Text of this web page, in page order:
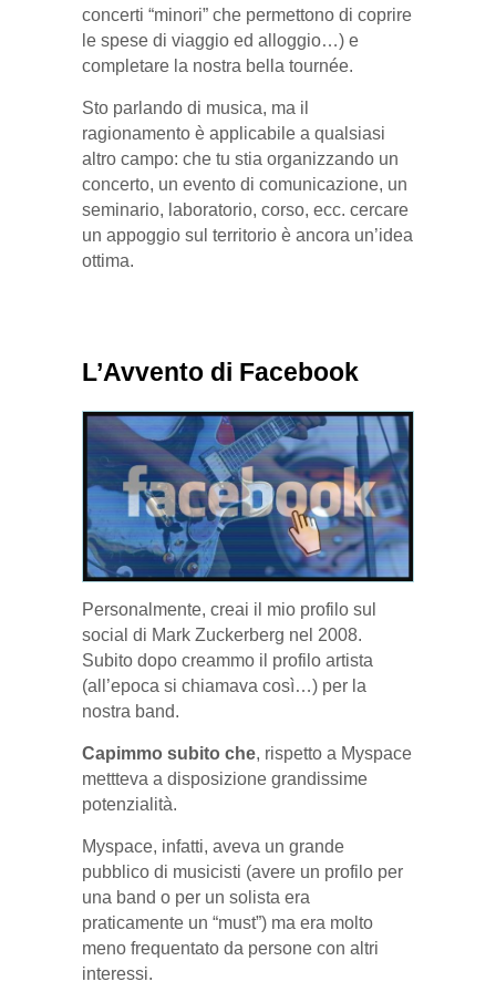
concerti “minori” che permettono di coprire
le spese di viaggio ed alloggio…) e
completare la nostra bella tournée.
Sto parlando di musica, ma il
ragionamento è applicabile a qualsiasi
altro campo: che tu stia organizzando un
concerto, un evento di comunicazione, un
seminario, laboratorio, corso, ecc. cercare
un appoggio sul territorio è ancora un’idea
ottima.
L’Avvento di Facebook
Personalmente, creai il mio profilo sul
social di Mark Zuckerberg nel 2008.
Subito dopo creammo il profilo artista
(all’epoca si chiamava così…) per la
nostra band.
Capimmo subito che, rispetto a Myspace
mettteva a disposizione grandissime
potenzialità.
Myspace, infatti, aveva un grande
pubblico di musicisti (avere un profilo per
una band o per un solista era
praticamente un “must”) ma era molto
meno frequentato da persone con altri
interessi.